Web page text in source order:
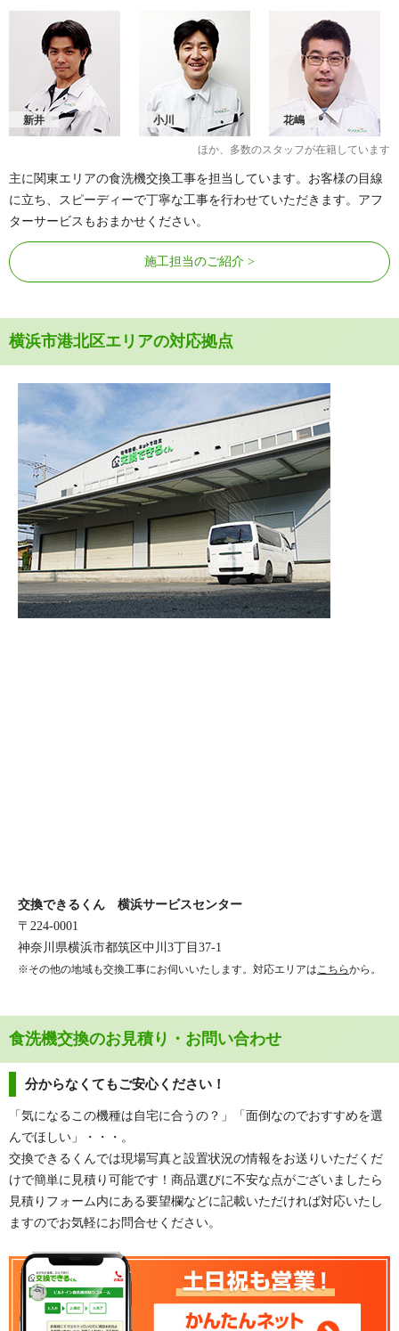
新井 小川 花嶋
ほか、多数のスタッフが在籍しています
主に関東エリアの食洗機交換工事を担当しています。お客様の目線
に立ち、スピーディーで丁寧な工事を行わせていただきます。アフ
ターサービスもおまかせください。
施工担当のご紹介
横浜市港北区エリアの対応拠点
交換できるくん 横浜サービスセンター
〒224-0001
神奈川県横浜市都筑区中川3丁目37-1
※その他の地域も交換工事にお伺いいたします。対応エリアは こちらから。
食洗機交換のお見積り・お問い合わせ
分からなくてもご安心ください！
「気になるこの機種は自宅に合うの？」「面倒なのでおすすめを選
んでほしい」・・・。
交換できるくんでは現場写真と設置状況の情報をお送りいただくだ
けで簡単に見積り可能です！商品選びに不安な点がございましたら
見積りフォーム内にある要望欄などに記載いただければ対応いたし
ますのでお気軽にお問合せください。